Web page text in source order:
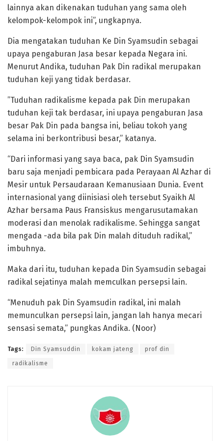
lainnya akan dikenakan tuduhan yang sama oleh
kelompok-kelompok ini”, ungkapnya.
Dia mengatakan tuduhan Ke Din Syamsudin sebagai
upaya pengaburan Jasa besar kepada Negara ini.
Menurut Andika, tuduhan Pak Din radikal merupakan
tuduhan keji yang tidak berdasar.
”Tuduhan radikalisme kepada pak Din merupakan
tuduhan keji tak berdasar, ini upaya pengaburan Jasa
besar Pak Din pada bangsa ini, beliau tokoh yang
selama ini berkontribusi besar,” katanya.
“Dari informasi yang saya baca, pak Din Syamsudin
baru saja menjadi pembicara pada Perayaan Al Azhar di
Mesir untuk Persaudaraan Kemanusiaan Dunia. Event
internasional yang diinisiasi oleh tersebut Syaikh Al
Azhar bersama Paus Fransiskus mengarusutamakan
moderasi dan menolak radikalisme. Sehingga sangat
mengada -ada bila pak Din malah dituduh radikal,”
imbuhnya.
Maka dari itu, tuduhan kepada Din Syamsudin sebagai
radikal sejatinya malah memculkan persepsi lain.
“Menuduh pak Din Syamsudin radikal, ini malah
memunculkan persepsi lain, jangan lah hanya mecari
sensasi semata,” pungkas Andika. (Noor)
Tags: Din Syamsuddin kokam jateng prof din
radikalisme